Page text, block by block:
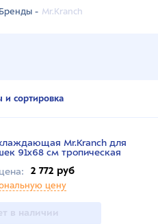
Бренды - Mr.Kranch
и сортировка
Mr.Kranch для
91x68 см тропическая
2 772 руб
цену
в наличии